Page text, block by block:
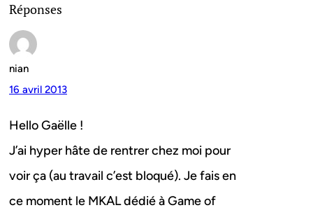
Réponses
nian
16 avril 2013
Hello Gaëlle !
J’ai hyper hâte de rentrer chez moi pour
voir ça (au travail c’est bloqué). Je fais en
ce moment le MKAL dédié à Game of